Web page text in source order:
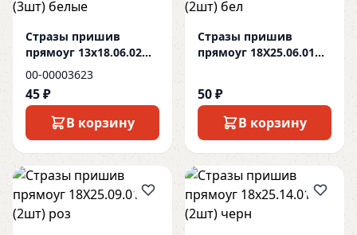
Стразы пришив
прямоуг 13x18.06.02
(3шт) белые
00-00003623
45 ₽
В корзину
Стразы пришив
прямоуг 18X25.06.01
50 ₽
В корзину